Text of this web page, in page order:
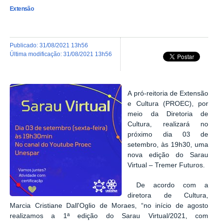
Extensão
publicado: 31/08/2021 13h56
última modificação: 31/08/2021 13h56
A pró-reitoria de Extensão
e Cultura (PROEC), por
meio da Diretoria de
Cultura, realizará no
próximo dia 03 de
setembro, às 19h30, uma
nova edição do Sarau
Virtual – Tremer Futuros.
De acordo com a
diretora de Cultura,
Marcia Cristiane Dall'Oglio de Moraes, “no início de agosto
realizamos a 1ª edição do Sarau Virtual/2021, com